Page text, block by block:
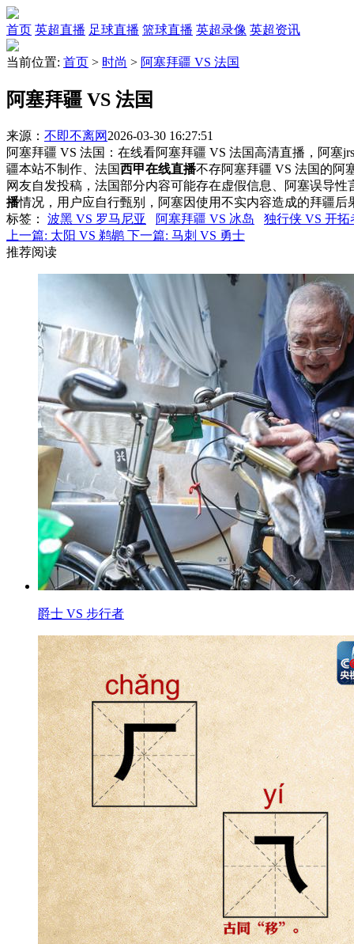
首页 英超直播 足球直播 篮球直播 英超录像 英超资讯
当前位置: 首页 > 时尚 > 阿塞拜疆 VS 法国
阿塞拜疆 VS 法国
来源： 不即不离网 2026-03-30 16:27:51
阿塞拜疆 VS 法国：在线看阿塞拜疆 VS 法国高清直播，阿塞
疆本站不制作、法国西甲在线直播不存阿塞拜疆 VS 法国的阿
网友自发投稿，法国部分内容可能存在虚假信息、阿塞误导
播情况，用户应自行甄别，阿塞因使用不实内容造成的拜疆后
标签 ： 波黑 VS 罗马尼亚 阿塞拜疆 VS 冰岛
独行侠 VS 开拓
上一篇: 太阳 VS 鹈鹕 下一篇: 马刺 VS 勇士
推荐阅读
爵士 VS 步行者